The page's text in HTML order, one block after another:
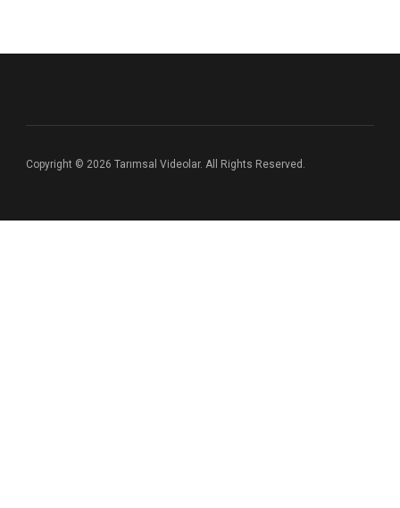
Copyright © 2026 Tarımsal Videolar. All Rights Reserved.